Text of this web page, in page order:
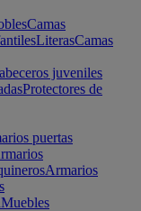
Camas
LiterasCamas
juveniles
Protectores de
puertas
Armarios
Muebles